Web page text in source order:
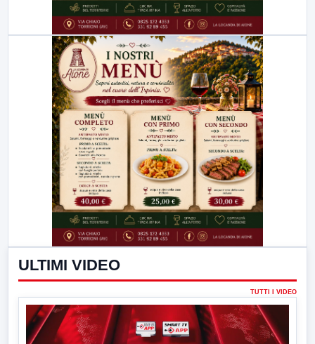
ULTIMI VIDEO
TUTTI I VIDEO